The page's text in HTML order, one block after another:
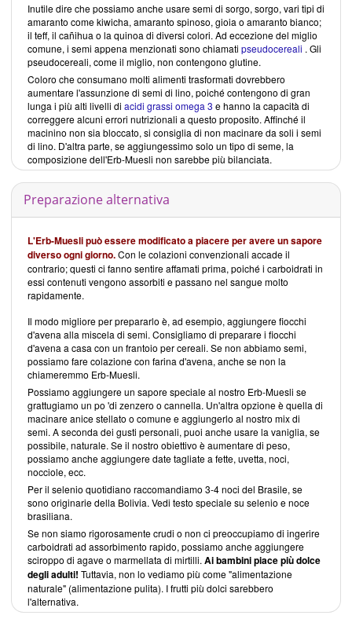
Inutile dire che possiamo anche usare semi di sorgo, sorgo, vari tipi di
amaranto come kiwicha, amaranto spinoso, gioia o amaranto bianco;
il teff, il cañihua o la quinoa di diversi colori. Ad eccezione del miglio
comune, i semi appena menzionati sono chiamati pseudocereali . Gli
pseudocereali, come il miglio, non contengono glutine.
Coloro che consumano molti alimenti trasformati dovrebbero
aumentare l'assunzione di semi di lino, poiché contengono di gran
lunga i più alti livelli di acidi grassi omega 3 e hanno la capacità di
correggere alcuni errori nutrizionali a questo proposito. Affinché il
macinino non sia bloccato, si consiglia di non macinare da soli i semi
di lino. D'altra parte, se aggiungessimo solo un tipo di seme, la
composizione dell'Erb-Muesli non sarebbe più bilanciata.
Preparazione alternativa
L'Erb-Mueslipuò essere modificato a piacere per avere un sapore
diverso ogni giorno.Con le colazioni convenzionali accade il
contrario; questi ci fanno sentire affamati prima, poiché i carboidrati in
essi contenuti vengono assorbiti e passano nel sangue molto
rapidamente.
Il modo migliore per prepararlo è, ad esempio, aggiungere fiocchi
d'avena alla miscela di semi. Consigliamo di preparare i fiocchi
d'avena a casa con un frantoio per cereali. Se non abbiamo semi,
possiamo fare colazione con farina d'avena, anche se non la
chiameremmo Erb-Muesli.
Possiamo aggiungere un sapore speciale al nostro Erb-Muesli se
grattugiamo un po 'di zenzero o cannella. Un'altra opzione è quella di
macinare anice stellato o comune e aggiungerlo al nostro mix di
semi. A seconda dei gusti personali, puoi anche usare la vaniglia, se
possibile, naturale. Se il nostro obiettivo è aumentare di peso,
possiamo anche aggiungere date tagliate a fette, uvetta, noci,
nocciole, ecc.
Per il selenio quotidiano raccomandiamo 3-4 noci del Brasile, se
sono originarie della Bolivia. Vedi testo speciale su selenio e noce
brasiliana.
Se non siamo rigorosamente crudi o non ci preoccupiamo di ingerire
carboidrati ad assorbimento rapido, possiamo anche aggiungere
sciroppo di agave o marmellata di mirtilli. Ai bambini piace più dolce
degli adulti! Tuttavia, non lo vediamo più come "alimentazione
naturale" (alimentazione pulita). I frutti più dolci sarebbero
l'alternativa.